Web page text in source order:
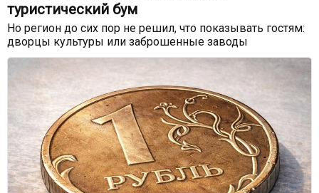
туристический бум
Но регион до сих пор не решил, что показывать гостям:
дворцы культуры или заброшенные заводы